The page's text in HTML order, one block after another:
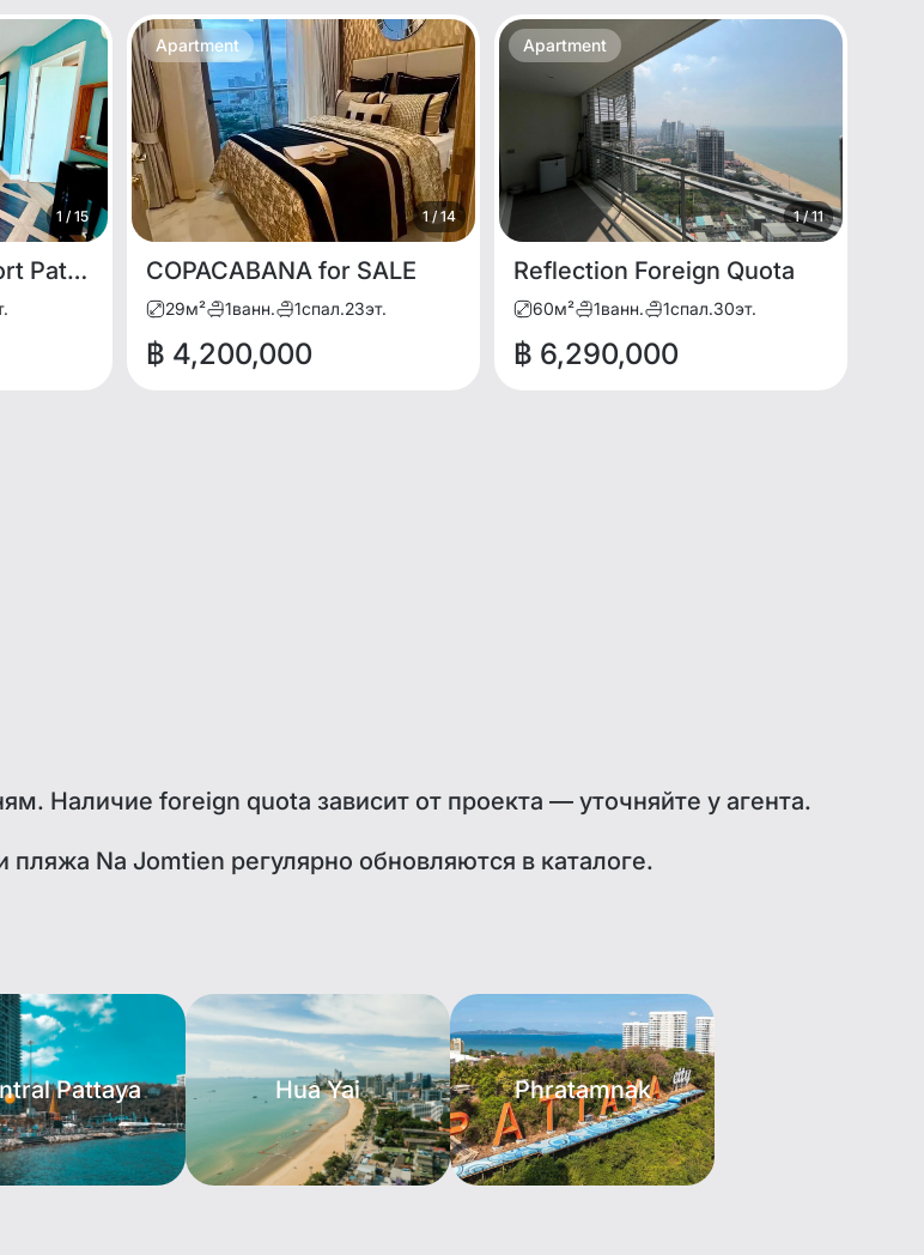
1 / 15
Espana Condo Resort Pattaya HOT SALE
1/14
Apartment
COPACABANA for SALE
29м² 1ванн. 1спал.23эт.
฿ 4,200,000
1/11
Apartment
Reflection Foreign Quota
60м² 1ванн. 1спал.30эт.
฿ 6,290,000
Наличие foreign quota зависит от проекта — уточняйте у агента.
Na Jomtien регулярно обновляются в каталоге.
Pattaya Hua Yai Phratamnak